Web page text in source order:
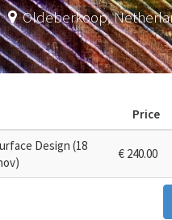
Oldeberkoop,
Price
Design (18
€ 240.00